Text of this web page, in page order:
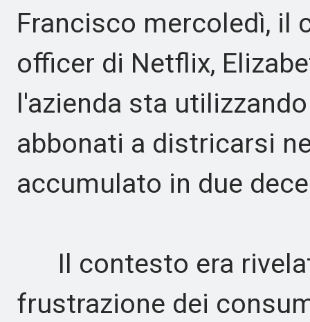
Francisco mercoledì, il
officer di Netflix,
l'azienda sta
abbonati a districarsi
accumulato in due
Il contesto era
frustrazione dei